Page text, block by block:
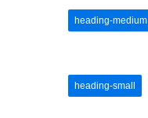
heading-medium
heading-small